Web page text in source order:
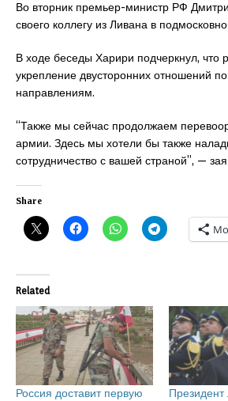
Во вторник премьер-министр РФ
своего коллегу из Ливана в
В ходе беседы Харири подчеркнул, что
укрепление двусторонних отношений
направлениям.
“Также мы сейчас продолжаем
армии. Здесь мы хотели бы также
сотрудничество с вашей страной”, —
Share
Related
Россия доставит первую
Президент